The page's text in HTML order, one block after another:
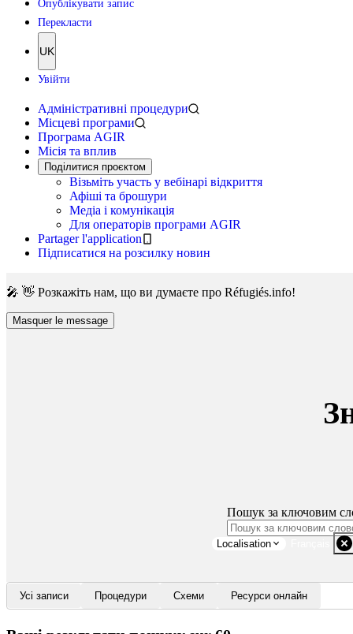
Опублікувати запис
Перекласти
UK
Увійти
Адміністративні процедури
Місцеві програми
Програма AGIR
Місія та вплив
Поділитися проєктом
Візьміть участь у вебінарі відкриття
Афіші та брошури
Медіа і комунікація
Для операторів програми AGIR
Partager l'application
Підписатися на розсилку новин
🎤 👋 Розкажіть нам, що ви думаєте про Réfugiés.info!
Masquer le message
Пошук за ключовим
Localisation
Усі записи Процедури Схеми Ресурси онлайн